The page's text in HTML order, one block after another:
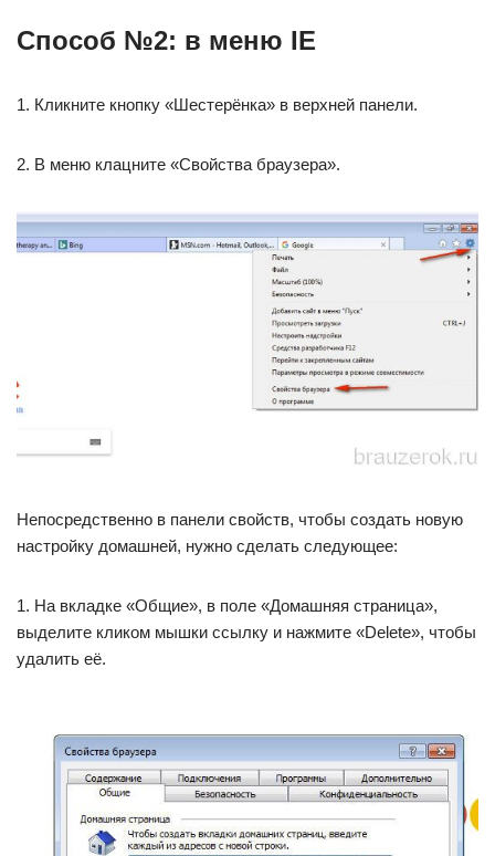
Способ №2: в меню IE
1. Кликните кнопку «Шестерёнка» в верхней панели.
2. В меню клацните «Свойства браузера».
Непосредственно в панели свойств, чтобы создать новую
настройку домашней, нужно сделать следующее:
1. На вкладке «Общие», в поле «Домашняя страница»,
выделите кликом мышки ссылку и нажмите «Delete», чтобы
удалить её.